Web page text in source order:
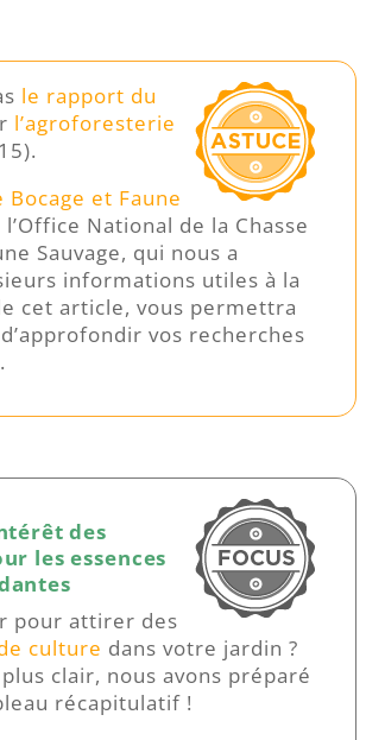
le rapport du
l’agroforesterie
Bocage et Faune
l’Office National de la Chasse
Sauvage, qui nous a
informations utiles à la
cet article, vous permettra
vos recherches
des
les essences
pour attirer des
culture dans votre jardin ?
clair, nous avons préparé
récapitulatif !